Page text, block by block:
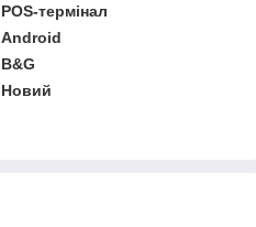
POS-термінал
Android
B&G
Новий